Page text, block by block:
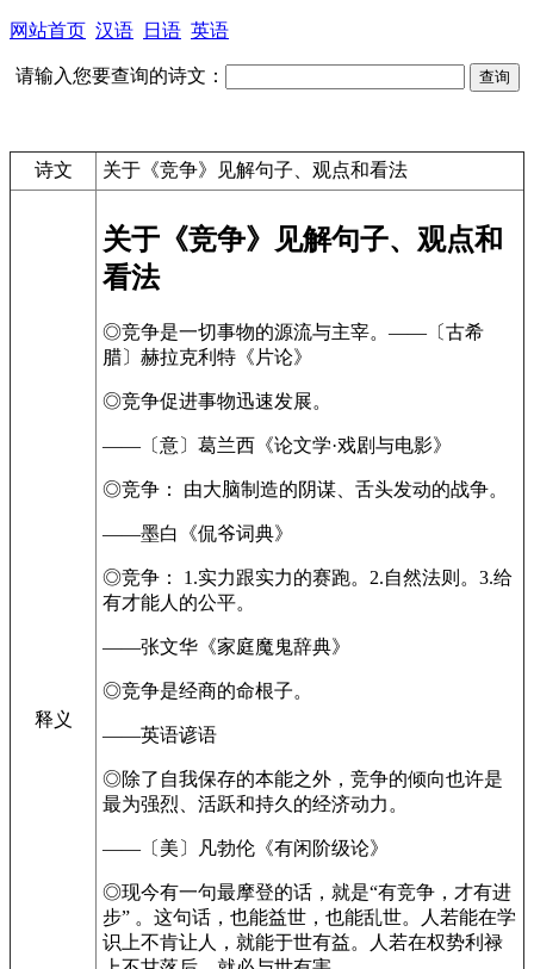
网站首页 汉语 日语 英语
请输入您要查询的诗文：
诗文 关于《竞争》见解句子、观点和看法
释义
关于《竞争》见解句子、观点和
看法
◎竞争是一切事物的源流与主宰。——〔古希
腊〕赫拉克利特《片论》
◎竞争促进事物迅速发展。
——〔意〕葛兰西《论文学·戏剧与电影》
◎竞争： 由大脑制造的阴谋、舌头发动的战争。
——墨白《侃爷词典》
◎竞争： 1.实力跟实力的赛跑。2.自然法则。3.给
有才能人的公平。
——张文华《家庭魔鬼辞典》
◎竞争是经商的命根子。
——英语谚语
◎除了自我保存的本能之外，竞争的倾向也许是
最为强烈、活跃和持久的经济动力。
——〔美〕凡勃伦《有闲阶级论》
◎现今有一句最摩登的话，就是“有竞争，才有进
步” 。这句话，也能益世，也能乱世。人若能在学
识上不肯让人，就能于世有益。人若在权势利禄